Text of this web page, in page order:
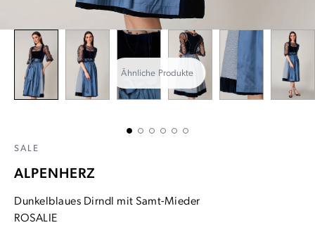
Ähnliche Produkte
SALE
ALPENHERZ
Dunkelblaues Dirndl mit Samt-Mieder
ROSALIE